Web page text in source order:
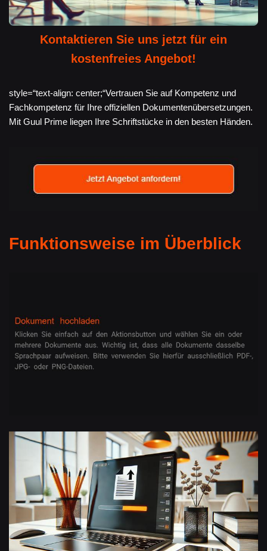
Kontaktieren Sie uns jetzt für ein
kostenfreies Angebot!
style=“text-align: center;“Vertrauen Sie auf Kompetenz und
Fachkompetenz für Ihre offiziellen Dokumentenübersetzungen.
Mit Guul Prime liegen Ihre Schriftstücke in den besten Händen.
Funktionsweise im Überblick